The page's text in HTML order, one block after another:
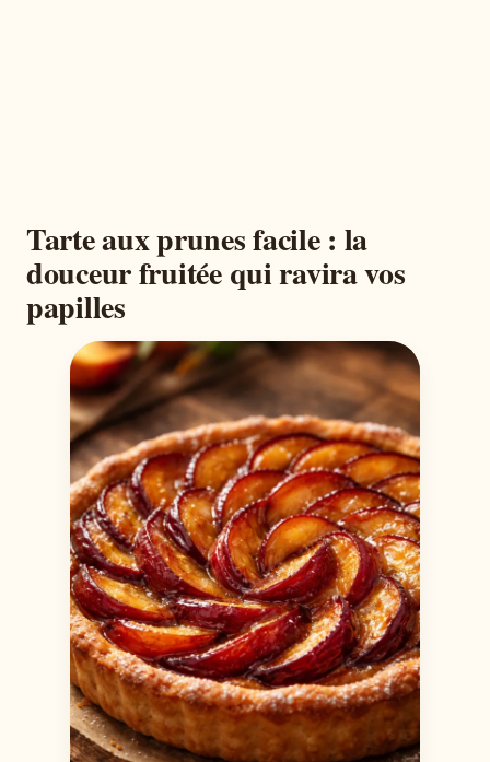
Tarte aux prunes facile : la
douceur fruitée qui ravira vos
papilles